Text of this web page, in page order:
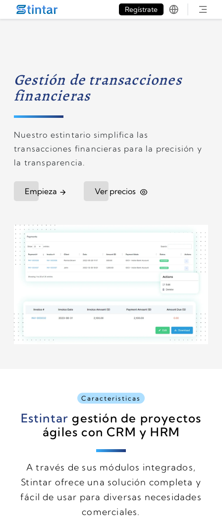
put google tag in file
Regístrate
Gestión de transacciones
financieras
Nuestro estintario simplifica las
transacciones financieras para la precisión y
la transparencia.
Empieza Ver precios
Caracteristicas
Estintargestión de proyectos
ágiles con CRM y HRM
A través de sus módulos integrados,
Stintar ofrece una solución completa y
fácil de usar para diversas necesidades
comerciales.